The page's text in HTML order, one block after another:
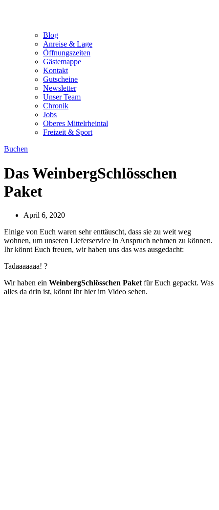
Blog
Anreise & Lage
Öffnungszeiten
Gästemappe
Kontakt
Gutscheine
Newsletter
Unser Team
Chronik
Jobs
Oberes Mittelrheintal
Freizeit & Sport
Buchen
Das WeinbergSchlösschen
Paket
April 6, 2020
Einige von Euch waren sehr enttäuscht, dass sie zu weit weg
wohnen, um unseren Lieferservice in Anspruch nehmen zu können.
Ihr könnt Euch freuen, wir haben uns das was ausgedacht:
Tadaaaaaaa! ?
Wir haben ein WeinbergSchlösschen Paket für Euch gepackt. Was
alles da drin ist, könnt Ihr hier im Video sehen.